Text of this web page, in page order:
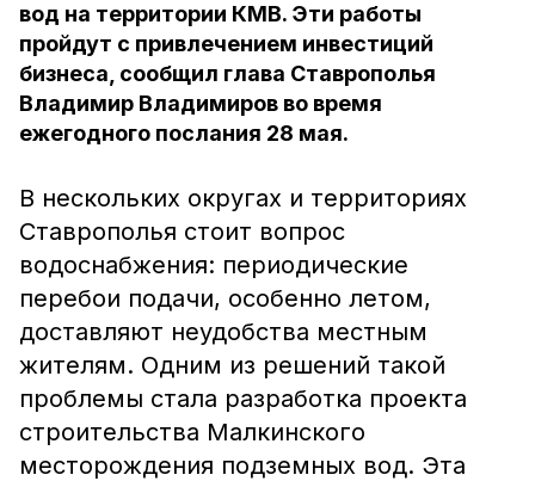
вод на территории КМВ. Эти работы
пройдут с привлечением инвестиций
бизнеса, сообщил глава Ставрополья
Владимир Владимиров во время
ежегодного послания 28 мая.
В нескольких округах и территориях
Ставрополья стоит вопрос
водоснабжения: периодические
перебои подачи, особенно летом,
доставляют неудобства местным
жителям. Одним из решений такой
проблемы стала разработка проекта
строительства Малкинского
месторождения подземных вод. Эта